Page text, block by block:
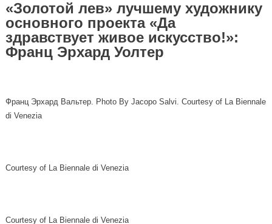
«Золотой лев» лучшему художнику
основного проекта «Да
здравствует живое искусство!»:
Франц Эрхард Уолтер
Франц Эрхард Вальтер. Photo By Jacopo Salvi. Courtesy of La Biennale
di Venezia
Courtesy of La Biennale di Venezia
Courtesy of La Biennale di Venezia